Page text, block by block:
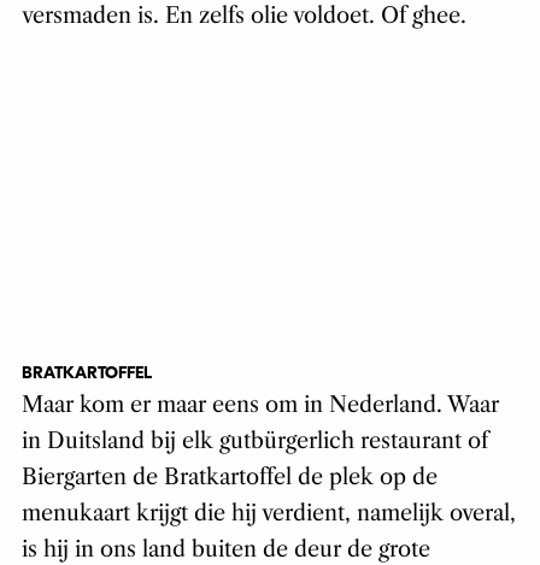
versmaden is. En zelfs olie voldoet. Of ghee.
BRATKARTOFFEL
Maar kom er maar eens om in Nederland. Waar
in Duitsland bij elk gutbürgerlich restaurant of
Biergarten de Bratkartoffel de plek op de
menukaart krijgt die hij verdient, namelijk overal,
is hij in ons land buiten de deur de grote